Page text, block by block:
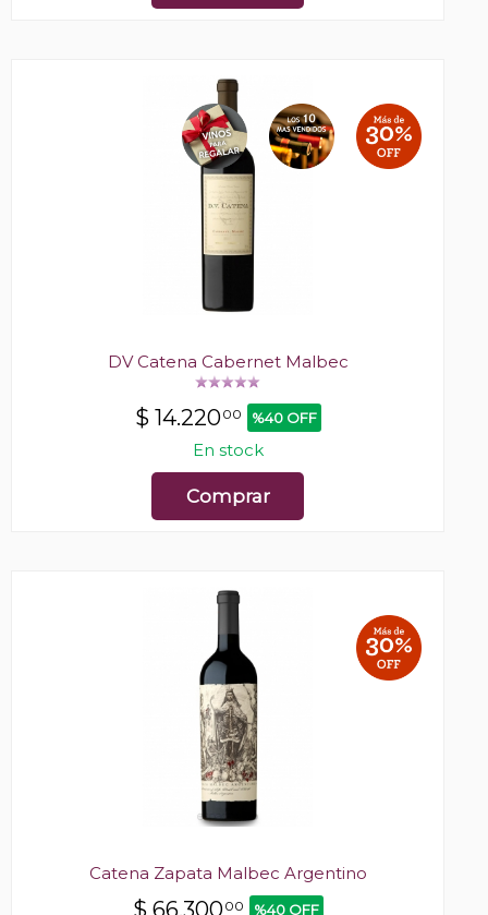
DV Catena Cabernet Malbec
$ 14.22000 %40 OFF
En stock
Comprar
Catena Zapata Malbec Argentino
00 %40 OFF